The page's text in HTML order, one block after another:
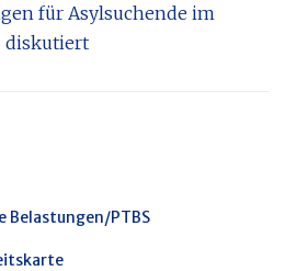
für Asylsuchende im
diskutiert
Belastungen/PTBS